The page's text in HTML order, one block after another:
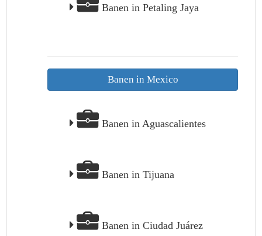
Banen in Petaling Jaya
Banen in Mexico
Banen in Aguascalientes
Banen in Tijuana
Banen in Ciudad Juárez